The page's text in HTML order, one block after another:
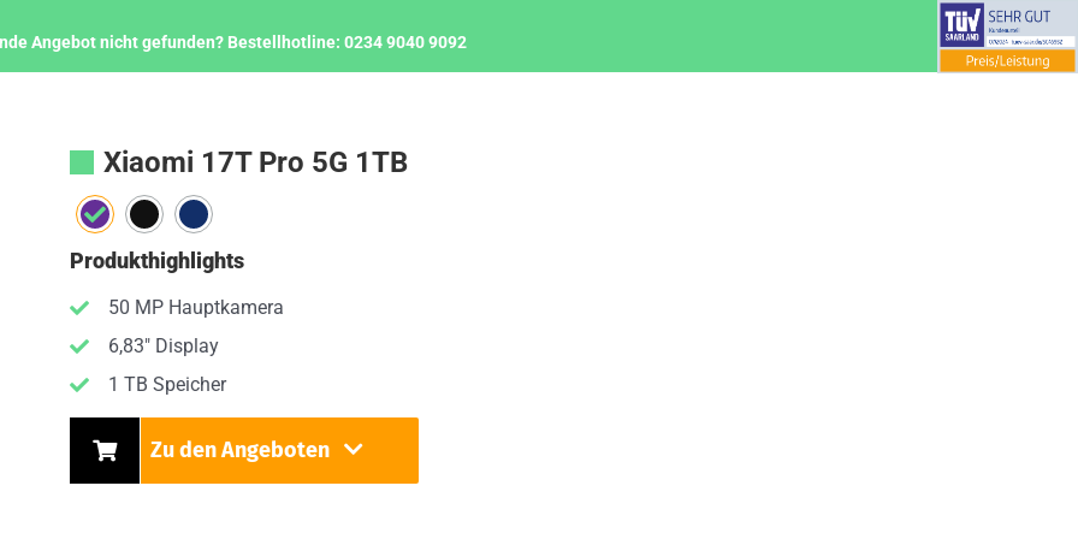
Angebot nicht gefunden?Bestellhotline: 0234 9040 9092
Xiaomi 17T Pro 5G 1TB
Produkthighlights
50 MP Hauptkamera
6,83" Display
1 TB Speicher
Zu den Angeboten